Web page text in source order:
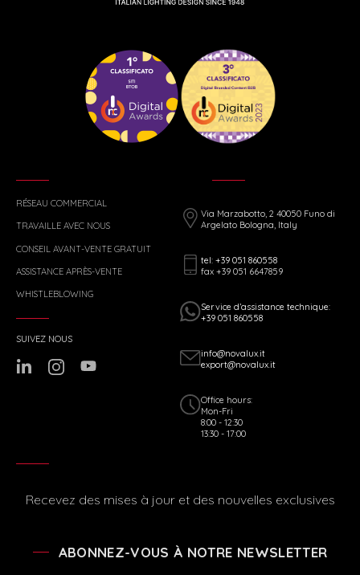
RÉSEAU COMMERCIAL
TRAVAILLE AVEC NOUS
CONSEIL AVANT-VENTE GRATUIT
ASSISTANCE APRÈS-VENTE
WHISTLEBLOWING
Via Marzabotto, 2 40050 Funo di
Argelato Bologna, Italy
tel: +39 051 860558
fax +39 051 6647859
Service d’assistance technique:
+39 051 860558
info@novalux.it
export@novalux.it
Office hours:
Mon-Fri
8:00 - 12:30
13:30 - 17:00
SUIVEZ NOUS
Recevez des mises à jour et des nouvelles exclusives
ABONNEZ-VOUS À NOTRE NEWSLETTER